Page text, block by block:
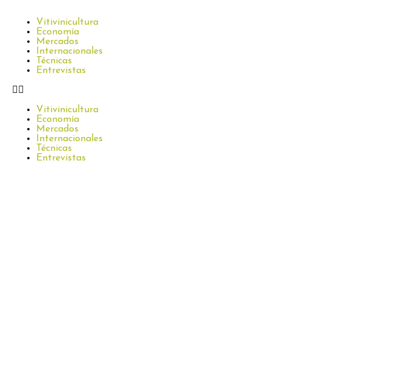
Vitivinicultura
Economía
Mercados
Internacionales
Técnicas
Entrevistas
Vitivinicultura
Economía
Mercados
Internacionales
Técnicas
Entrevistas